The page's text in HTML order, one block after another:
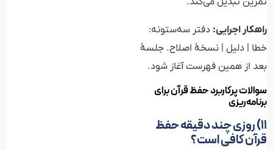
راهکار اجرایی: دفتر سه‌ستونه:
خطا | دلیل | نسخهٔ اصلاح. جلسهٔ
بعد از همین فهرست آغاز شود.
سوالات پرکاربرد حفظ قرآن برای
برنامه‌ریزی
۱۱) روزی چند دقیقه حفظ
قرآن کافی است؟